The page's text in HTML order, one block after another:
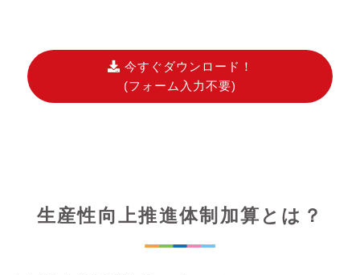
今すぐダウンロード！
(フォーム入力不要)
生産性向上推進体制加算とは？